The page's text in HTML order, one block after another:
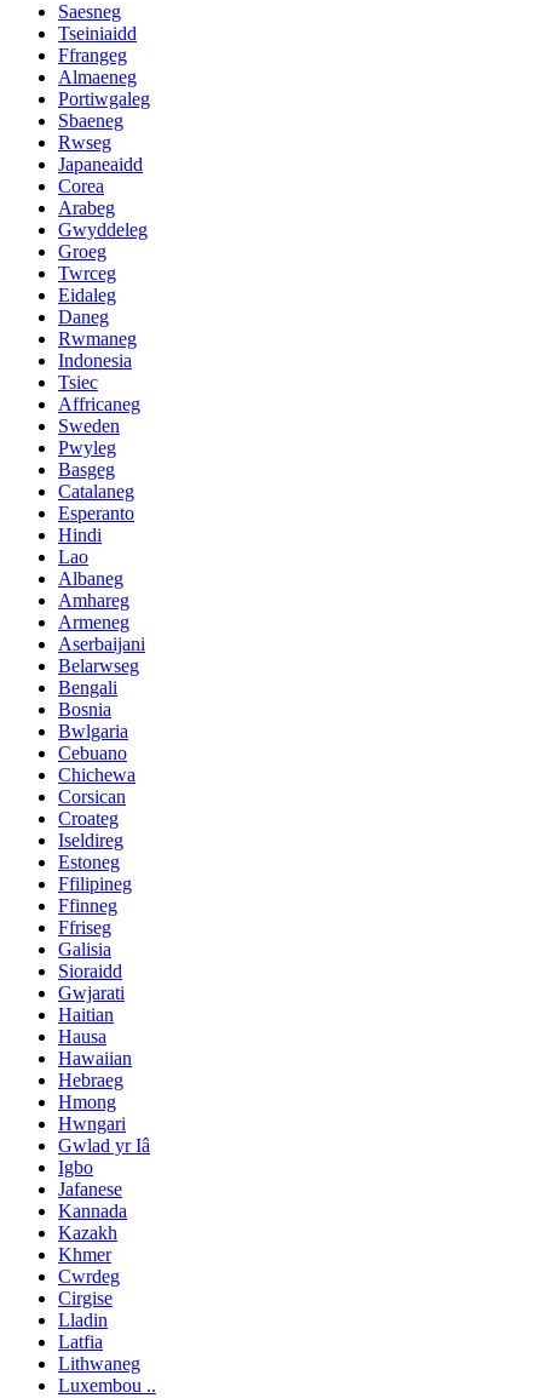
Saesneg
Tseiniaidd
Ffrangeg
Almaeneg
Portiwgaleg
Sbaeneg
Rwseg
Japaneaidd
Corea
Arabeg
Gwyddeleg
Groeg
Twrceg
Eidaleg
Daneg
Rwmaneg
Indonesia
Tsiec
Affricaneg
Sweden
Pwyleg
Basgeg
Catalaneg
Esperanto
Hindi
Lao
Albaneg
Amhareg
Armeneg
Aserbaijani
Belarwseg
Bengali
Bosnia
Bwlgaria
Cebuano
Chichewa
Corsican
Croateg
Iseldireg
Estoneg
Ffilipineg
Ffinneg
Ffriseg
Galisia
Sioraidd
Gwjarati
Haitian
Hausa
Hawaiian
Hebraeg
Hmong
Hwngari
Gwlad yr Iâ
Igbo
Jafanese
Kannada
Kazakh
Khmer
Cwrdeg
Cirgise
Lladin
Latfia
Lithwaneg
Luxembou ..